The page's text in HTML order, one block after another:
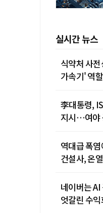
실시간 뉴스
식약처 사
가속기' 역
李대통령,
지시…여야
역대급 폭
건설사, 온
네이버는
엇갈린 수